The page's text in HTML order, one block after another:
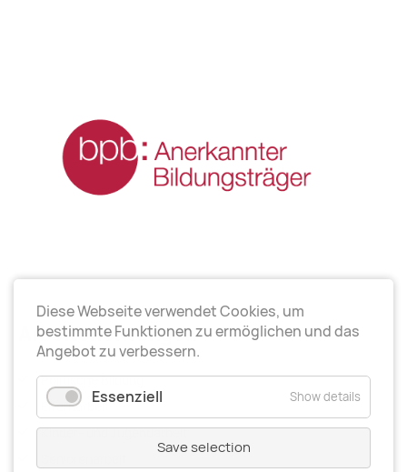
Arbeitsrichtungen
Politische Bildung
Elternarbeit
Kinder- und Jugendarbeit
Diese Webseite verwendet Cookies, um
bestimmte Funktionen zu ermöglichen und das
Angebot zu verbessern.
Essenziell Show details
Save selection